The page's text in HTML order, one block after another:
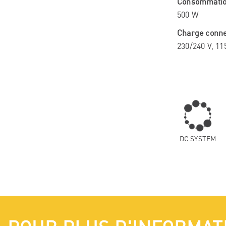
500 W
Charge
230/240 V,
DC SYSTEM